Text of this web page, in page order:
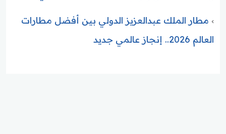
مطار الملك عبدالعزيز الدولي بين أفضل مطارات
العالم 2026.. إنجاز عالمي جديد